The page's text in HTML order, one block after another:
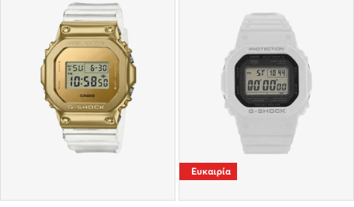
Ευκαιρία